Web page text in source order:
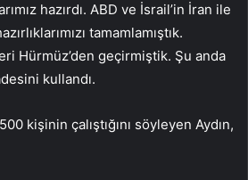
hazırdı. ABD ve İsrail’in İran ile
tamamlamıştık.
Hürmüz’den geçirmiştik. Şu anda
kullandı.
kişinin çalıştığını söyleyen Aydın,